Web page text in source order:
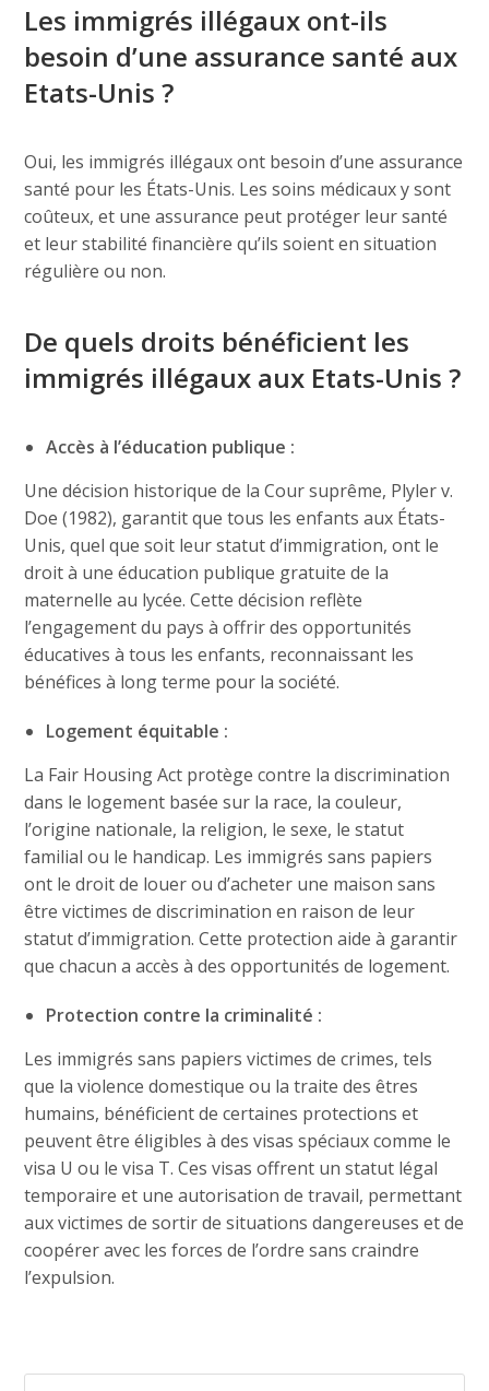
Les immigrés illégaux ont-ils
besoin d’une assurance santé aux
Etats-Unis ?
Oui, les immigrés illégaux ont besoin d’une assurance
santé pour les États-Unis. Les soins médicaux y sont
coûteux, et une assurance peut protéger leur santé
et leur stabilité financière qu’ils soient en situation
régulière ou non.
De quels droits bénéficient les
immigrés illégaux aux Etats-Unis ?
Accès à l’éducation publique :
Une décision historique de la Cour suprême, Plyler v.
Doe (1982), garantit que tous les enfants aux États-
Unis, quel que soit leur statut d’immigration, ont le
droit à une éducation publique gratuite de la
maternelle au lycée. Cette décision reflète
l’engagement du pays à offrir des opportunités
éducatives à tous les enfants, reconnaissant les
bénéfices à long terme pour la société.
Logement équitable :
La Fair Housing Act protège contre la discrimination
dans le logement basée sur la race, la couleur,
l’origine nationale, la religion, le sexe, le statut
familial ou le handicap. Les immigrés sans papiers
ont le droit de louer ou d’acheter une maison sans
être victimes de discrimination en raison de leur
statut d’immigration. Cette protection aide à garantir
que chacun a accès à des opportunités de logement.
Protection contre la criminalité :
Les immigrés sans papiers victimes de crimes, tels
que la violence domestique ou la traite des êtres
humains, bénéficient de certaines protections et
peuvent être éligibles à des visas spéciaux comme le
visa U ou le visa T. Ces visas offrent un statut légal
temporaire et une autorisation de travail, permettant
aux victimes de sortir de situations dangereuses et de
coopérer avec les forces de l’ordre sans craindre
l’expulsion.